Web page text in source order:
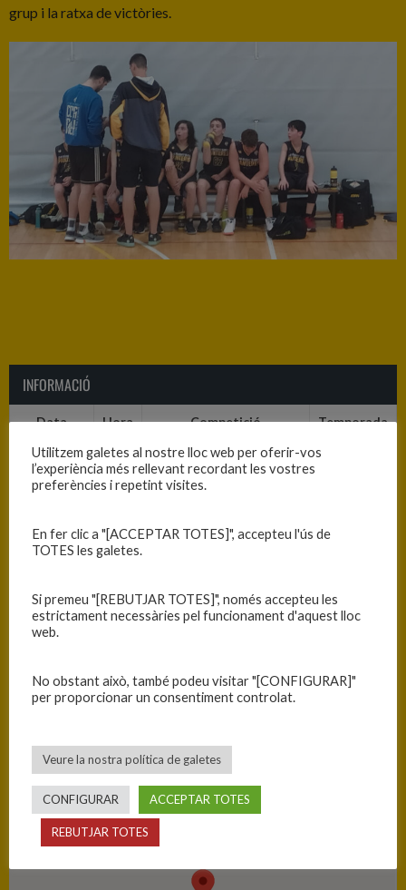
grup i la ratxa de victòries.
INFORMACIÓ
Data Hora Competició Temporada
30/04/2022 9:00
C.T. Mini Masc. Nivell B –
1a. Fase – Grup 5
RESULTATS
C.B. ADEPAF 34
PISTA
Peralada - Pavelló Municipal d'Esports
Utilitzem galetes al nostre lloc web per oferir-vos
l’experiència més rellevant recordant les vostres
preferències i repetint visites.
En fer clic a "[ACCEPTAR TOTES]", accepteu l'ús de
TOTES les galetes.
Si premeu "[REBUTJAR TOTES]", només accepteu les
estrictament necessàries pel funcionament d'aquest lloc
web.
No obstant això, també podeu visitar "[CONFIGURAR]"
per proporcionar un consentiment controlat.
Veure la nostra política de galetes
CONFIGURAR ACCEPTAR TOTES
REBUTJAR TOTES